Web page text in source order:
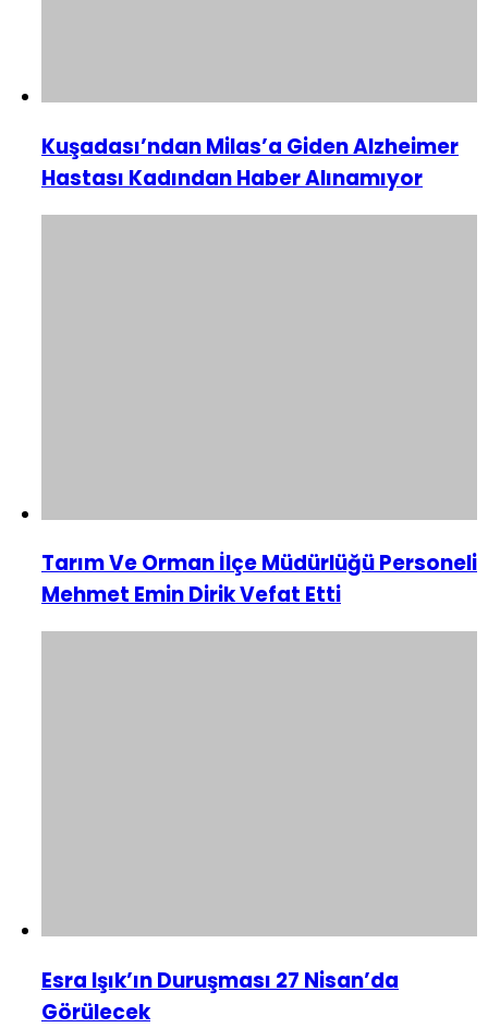
Kuşadası’ndan Milas’a Giden Alzheimer
Hastası Kadından Haber Alınamıyor
Tarım Ve Orman İlçe Müdürlüğü Personeli
Mehmet Emin Dirik Vefat Etti
Esra Işık’ın Duruşması 27 Nisan’da
Görülecek